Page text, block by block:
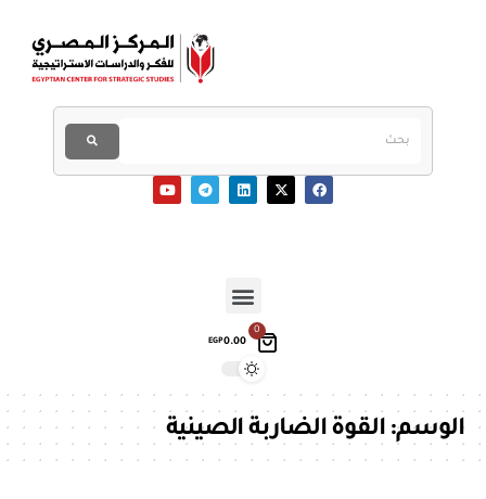
0
EGP0.00
الوسم:القوة الضاربة الصينية